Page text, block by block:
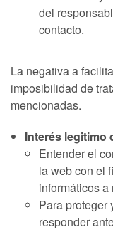
del
contacto.
La negativa a
imposibilidad de
mencionadas.
Interés legitimo
Entender el
la web con el
informáticos a
Para proteger
responder